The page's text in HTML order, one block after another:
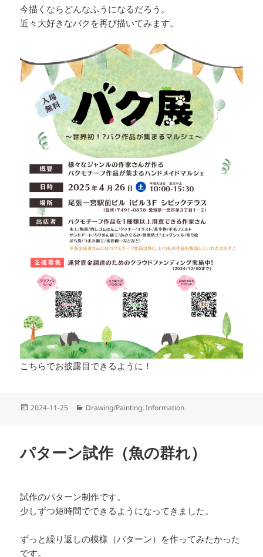
今描くならどんなふうになるだろう。
近々大好きなバクを再び描いてみます。
こちらでお披露目できるように！
投
2024-11-25
カ
ー
Drawing/Painting,Information
パターン試作（魚の群れ）
試作のパターン制作です。
少しずつ短時間でできるようになってきました。
ずっと繰り返しの模様（パターン）を作ってみたかった
です。